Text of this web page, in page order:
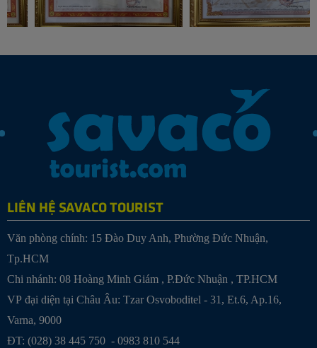
LIÊN HỆ SAVACO TOURIST
Văn phòng chính: 15 Đào Duy Anh, Phường Đức Nhuận,
Tp.HCM
Chi nhánh: 08 Hoàng Minh Giám , P.Đức Nhuận , TP.HCM
VP đại diện tại Châu Âu: Tzar Osvoboditel - 31, Et.6, Ap.16,
Varna, 9000
ĐT: (028) 38 445 750 - 0983 810 544